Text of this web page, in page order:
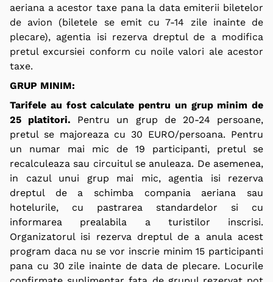
aeriana a acestor taxe pana la data emiterii biletelor
de avion (biletele se emit cu 7-14 zile inainte de
plecare), agentia isi rezerva dreptul de a modifica
pretul excursiei conform cu noile valori ale acestor
taxe.
GRUP MINIM:
Tarifele au fost calculate pentru un grup minim de
25 platitori. Pentru un grup de 20-24 persoane,
pretul se majoreaza cu 30 EURO/persoana. Pentru
un numar mai mic de 19 participanti, pretul se
recalculeaza sau circuitul se anuleaza. De asemenea,
in cazul unui grup mai mic, agentia isi rezerva
dreptul de a schimba compania aeriana sau
hotelurile, cu pastrarea standardelor si cu
informarea prealabila a turistilor inscrisi.
Organizatorul isi rezerva dreptul de a anula acest
program daca nu se vor inscrie minim 15 participanti
pana cu 30 zile inainte de data de plecare. Locurile